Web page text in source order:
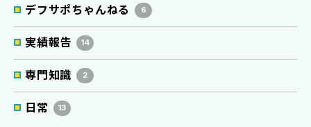
デフサポちゃんねる 6
実績報告 14
専門知識 2
日常 13